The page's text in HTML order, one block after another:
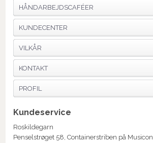
HÅNDARBEJDSCAFÉER
KUNDECENTER
VILKÅR
KONTAKT
PROFIL
Kundeservice
Roskildegarn
Penselstrøget 58, Containerstriben på Musicon